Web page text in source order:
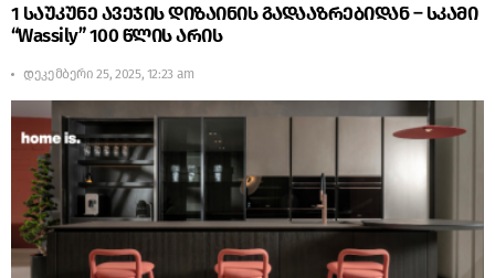
1 საუკუნე ავეჯის დიზაინის გადააზრებიდან – სკამი
“Wassily” 100 წლის არის
დეკემბერი 25, 2025, 12:23 am